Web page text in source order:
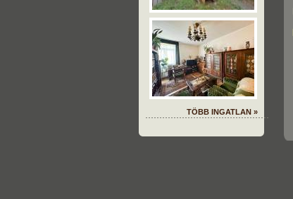
TÖBB INGATLAN »